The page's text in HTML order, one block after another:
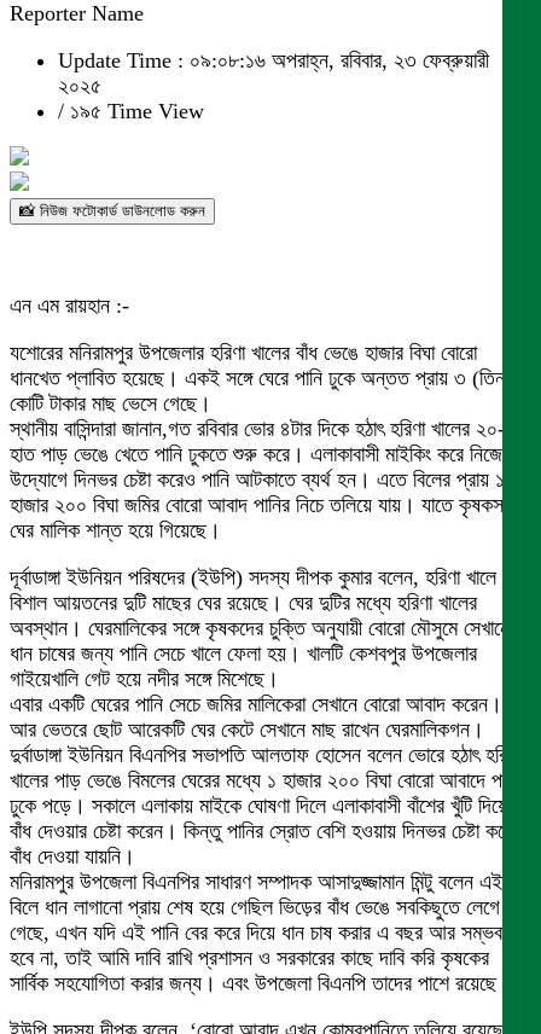
Reporter Name
Update Time : ০৯:০৮:১৬ অপরাহ্ন, রবিবার, ২৩ ফেব্রুয়ারী
২০২৫
/ ১৯৫ Time View
📸 নিউজ ফটোকার্ড ডাউনলোড করুন
এন এম রায়হান :-
যশোরের মনিরামপুর উপজেলার হরিণা খালের বাঁধ ভেঙে হাজার বিঘা বোরো
ধানখেত প্লাবিত হয়েছে। একই সঙ্গে ঘেরে পানি ঢুকে অন্তত প্রায় ৩ (তিন)
কোটি টাকার মাছ ভেসে গেছে।
স্থানীয় বাসিন্দারা জানান,গত রবিবার ভোর ৪টার দিকে হঠাৎ হরিণা খালের ২০-২৫
হাত পাড় ভেঙে খেতে পানি ঢুকতে শুরু করে। এলাকাবাসী মাইকিং করে নিজেদের
উদ্যোগে দিনভর চেষ্টা করেও পানি আটকাতে ব্যর্থ হন। এতে বিলের প্রায় ১
হাজার ২০০ বিঘা জমির বোরো আবাদ পানির নিচে তলিয়ে যায়। যাতে কৃষকসহ
ঘের মালিক শান্ত হয়ে গিয়েছে।
দূর্বাডাঙ্গা ইউনিয়ন পরিষদের (ইউপি) সদস্য দীপক কুমার বলেন, হরিণা খালে
বিশাল আয়তনের দুটি মাছের ঘের রয়েছে। ঘের দুটির মধ্যে হরিণা খালের
অবস্থান। ঘেরমালিকের সঙ্গে কৃষকদের চুক্তি অনুযায়ী বোরো মৌসুমে সেখানে
ধান চাষের জন্য পানি সেচে খালে ফেলা হয়। খালটি কেশবপুর উপজেলার
গাইয়েখালি গেট হয়ে নদীর সঙ্গে মিশেছে।
এবার একটি ঘেরের পানি সেচে জমির মালিকেরা সেখানে বোরো আবাদ করেন।
আর ভেতরে ছোট আরেকটি ঘের কেটে সেখানে মাছ রাখেন ঘেরমালিকগন।
দুর্বাডাঙ্গা ইউনিয়ন বিএনপির সভাপতি আলতাফ হোসেন বলেন ভোরে হঠাৎ হরিণা
খালের পাড় ভেঙে বিমলের ঘেরের মধ্যে ১ হাজার ২০০ বিঘা বোরো আবাদে পানি
ঢুকে পড়ে। সকালে এলাকায় মাইকে ঘোষণা দিলে এলাকাবাসী বাঁশের খুঁটি দিয়ে
বাঁধ দেওয়ার চেষ্টা করেন। কিন্তু পানির স্রোত বেশি হওয়ায় দিনভর চেষ্টা করেও
বাঁধ দেওয়া যায়নি।
মনিরামপুর উপজেলা বিএনপির সাধারণ সম্পাদক আসাদুজ্জামান মিন্টু বলেন এই
বিলে ধান লাগানো প্রায় শেষ হয়ে গেছিল ভিড়ের বাঁধ ভেঙে সবকিছুতে লেগে
গেছে, এখন যদি এই পানি বের করে দিয়ে ধান চাষ করার এ বছর আর সম্ভব
হবে না, তাই আমি দাবি রাখি প্রশাসন ও সরকারের কাছে দাবি করি কৃষকের
সার্বিক সহযোগিতা করার জন্য। এবং উপজেলা বিএনপি তাদের পাশে রয়েছে।